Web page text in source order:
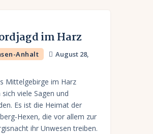
im Harz
Anhalt
August 28,
Mittelgebirge im Harz
sich viele Sagen und
Es ist die Heimat der
Hexen, die vor allem zur
ihr Unwesen treiben.